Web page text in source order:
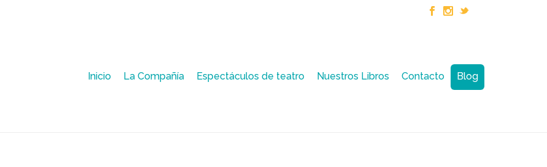
Inicio La Compañía Espectáculos de teatro Nuestros Libros Contacto Blog